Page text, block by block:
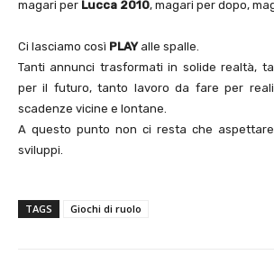
magari per Lucca 2010, magari per dopo,
Ci lasciamo così PLAYalle spalle.
Tanti annunci trasformati in solide realtà,
per il futuro, tanto lavoro da fare per
scadenze vicine e lontane.
A questo punto non ci resta che
sviluppi.
TAGS Giochi di ruolo